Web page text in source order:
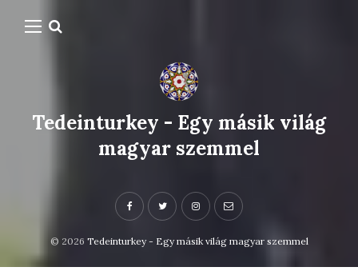
Tedeinturkey - Egy másik világ
magyar szemmel
© 2026 Tedeinturkey - Egy másik világ magyar szemmel